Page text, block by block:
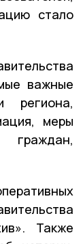
стало
важные
региона,
меры
граждан,
Также